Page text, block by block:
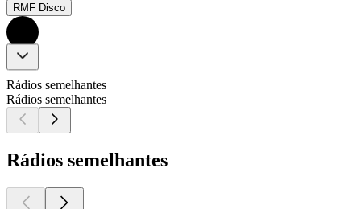
RMF Disco
Rádios semelhantes
Rádios semelhantes
Rádios semelhantes